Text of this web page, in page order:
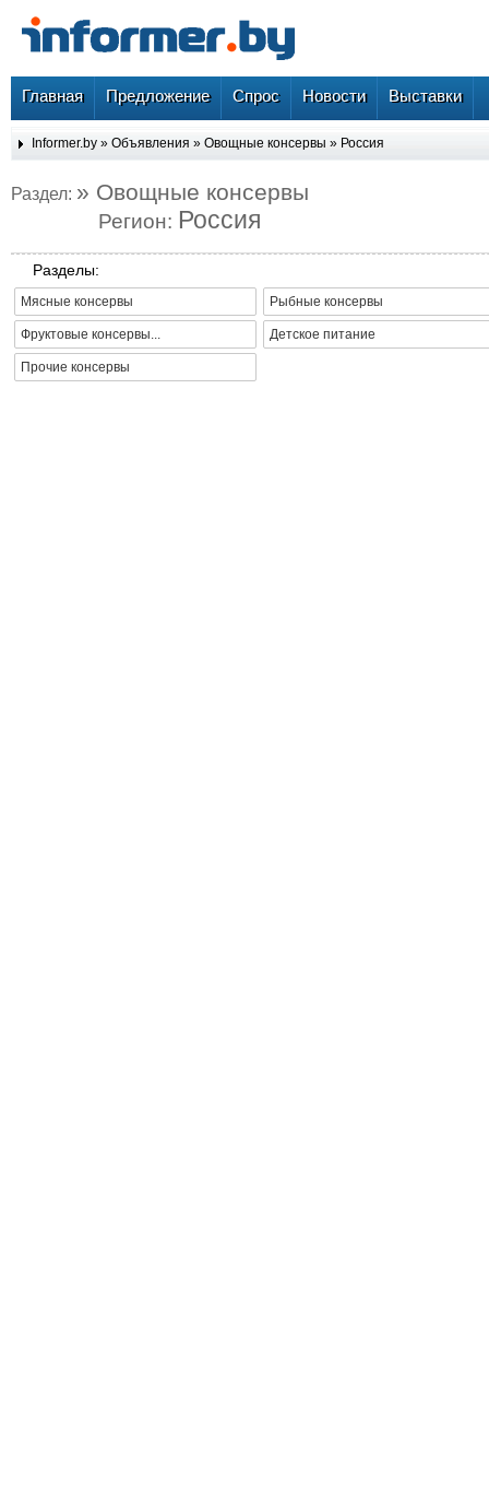
Главная Предложение Спрос Новости Выставки
Informer.by » Объявления » Овощные консервы » Россия
Раздел: » Овощные консервы
Регион: Россия
Разделы:
Мясные консервы Рыбные консервы
Фруктовые консервы... Детское питание
Прочие консервы